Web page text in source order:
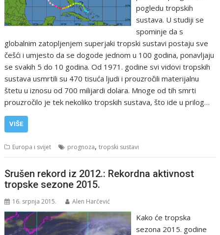
pogledu tropskih
sustava. U studiji se
spominje da s
globalnim zatopljenjem superjaki tropski sustavi postaju sve
češći i umjesto da se dogode jednom u 100 godina, ponavljaju
se svakih 5 do 10 godina. Od 1971. godine svi vidovi tropskih
sustava usmrtili su 470 tisuća ljudi i prouzročili materijalnu
štetu u iznosu od 700 milijardi dolara. Mnoge od tih smrti
prouzročilo je tek nekoliko tropskih sustava, što ide u prilog…
VIŠE
Europa i svijet prognoza,tropski sustavi
Srušen rekord iz 2012.: Rekordna aktivnost
tropske sezone 2015.
16. srpnja 2015. Alen Harčević
Kako će tropska
sezona 2015. godine